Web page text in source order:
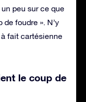
peu sur ce que
foudre ». N’y
fait cartésienne
le coup de